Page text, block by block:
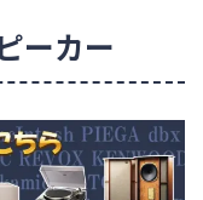
ーカー